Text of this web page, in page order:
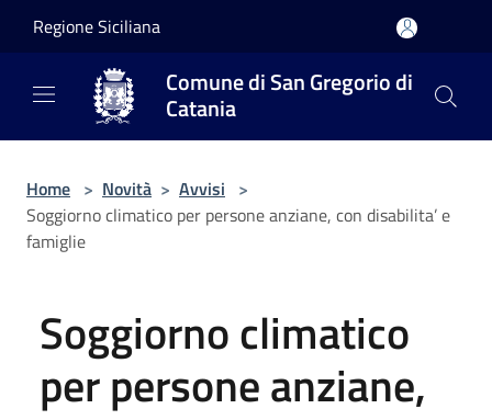
Regione Siciliana
Comune di San Gregorio di
Catania
Home > Novità > Avvisi >
Soggiorno climatico per persone anziane, con disabilita’ e
famiglie
Soggiorno climatico
per persone anziane,